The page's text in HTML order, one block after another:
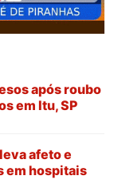
após roubo
em Itu, SP
afeto e
em hospitais